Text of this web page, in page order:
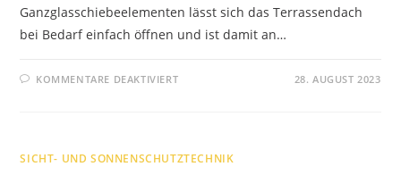
Ganzglasschiebeelementen lässt sich das Terrassendach
bei Bedarf einfach öffnen und ist damit an…
KOMMENTARE DEAKTIVIERTFÜR 28. AUGUST 2023
SICHT- UND SONNENSCHUTZTECHNIK